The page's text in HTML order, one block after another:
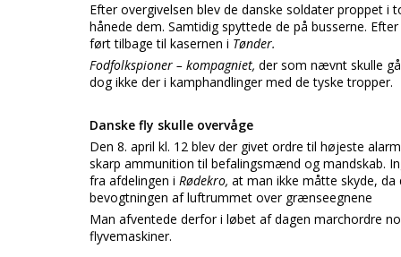
Efter overgivelsen blev de danske soldater proppet
hånede dem. Samtidig spyttede de på busserne.
ført tilbage til kasernen i Tønder.
Fodfolkspioner – kompagniet, der som nævnt skulle
dog ikke der i kamphandlinger med de tyske tropper.
Danske fly skulle overvåge
Den 8. april kl. 12 blev der givet ordre til højeste
skarp ammunition til befalingsmænd og mandskab.
fra afdelingen i Rødekro, at man ikke måtte skyde,
bevogtningen af luftrummet over grænseegnene
Man afventede derfor i løbet af dagen marchordre
flyvemaskiner.